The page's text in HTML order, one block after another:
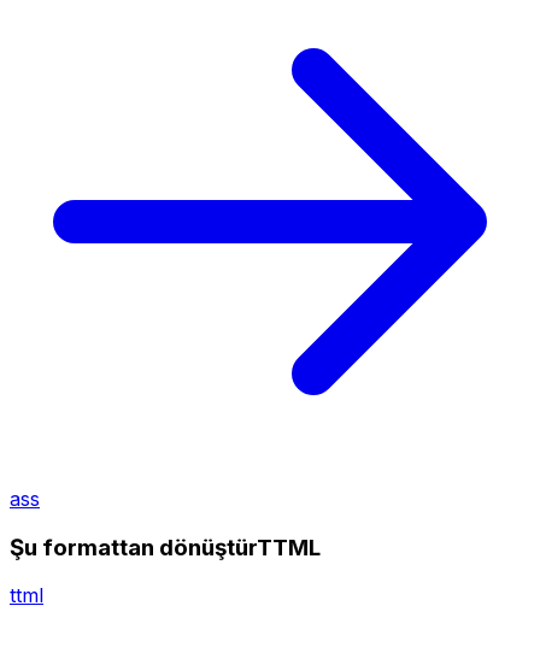
ass
Şu formattan dönüştürTTML
ttml